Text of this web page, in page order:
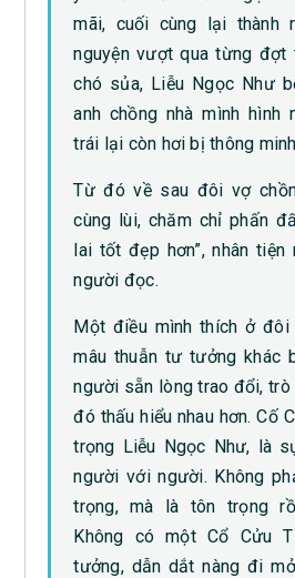
mãi, cuối cùng lại thành
nguyện vượt qua từng đợt
chó sủa, Liễu Ngọc Như
anh chồng nhà mình hình
trái lại còn hơi bị thông
Từ đó về sau đôi vợ
cùng lùi, chăm chỉ phấn
lai tốt đẹp hơn”, nhân
người đọc.
Một điều mình thích ở
mâu thuẫn tư tưởng khác
người sẵn lòng trao đổi, trò
đó thấu hiểu nhau hơn. Cố
trọng Liễu Ngọc Như, là
người với người. Không
trọng, mà là tôn trọng
Không có một Cổ Cửu
tưởng, dẫn dắt nàng đi